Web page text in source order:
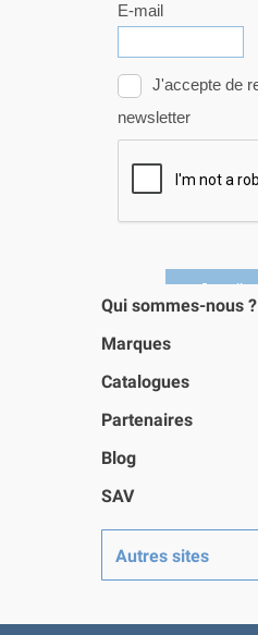
Qui sommes-nous ?
Marques
Catalogues
Partenaires
Blog
SAV
Autres sites